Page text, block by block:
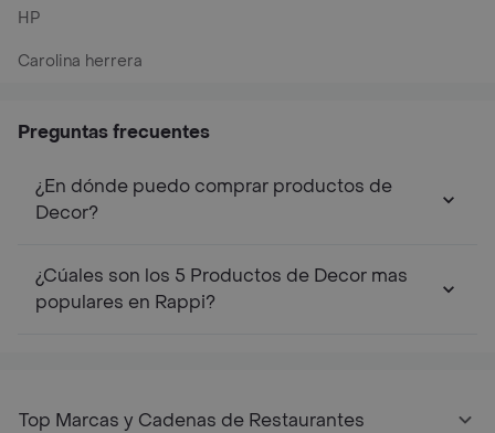
HP
Carolina herrera
Preguntas frecuentes
¿En dónde puedo comprar productos de
Decor?
¿Cúales son los 5 Productos de Decor mas
populares en Rappi?
Top Marcas y Cadenas de Restaurantes